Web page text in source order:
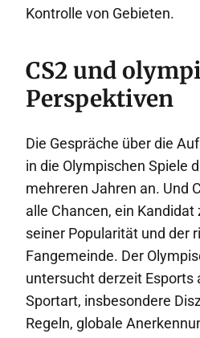
Kontrolle von Gebieten.
CS2 und
Perspektiven
Die Gespräche über die
in die Olympischen Spiele
mehreren Jahren an. Und
alle Chancen, ein
seiner Popularität und der
Fangemeinde. Der
untersucht derzeit Esports
Sportart, insbesondere
Regeln, globale